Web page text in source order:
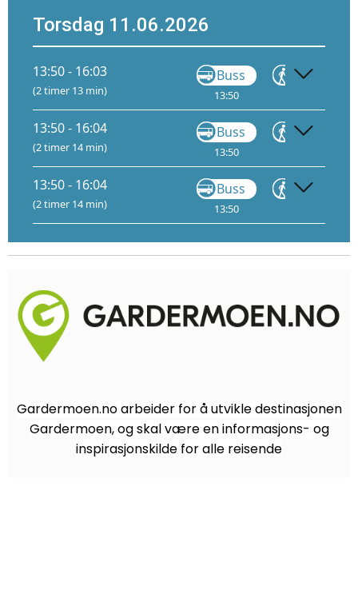
Torsdag 11.06.2026
13:50 - 16:03
(2 timer 13 min)
Buss
13:50
Gå
13:50 - 16:04
(2 timer 14 min)
Buss
13:50
Gå
13:50 - 16:04
(2 timer 14 min)
Buss
13:50
Gå
Gardermoen.no arbeider for å utvikle destinasjonen
Gardermoen, og skal være en informasjons- og
inspirasjonskilde for alle reisende